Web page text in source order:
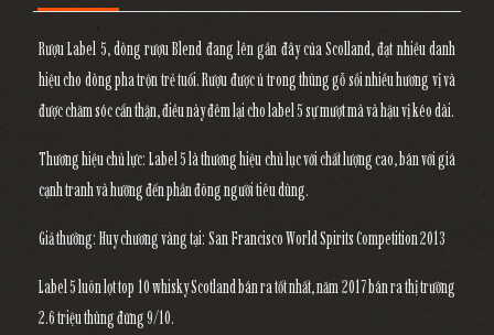
Rượu Label 5, dòng rượu Blend đang lên gần đây của Scolland, đạt nhiều danh
hiệu cho dòng pha trộn trẻ tuổi. Rượu được ủ trong thùng gỗ sồi nhiều hương vị và
được chăm sóc cẩn thận, điều này đêm lại cho label 5 sự mượt mà và hậu vị kéo dài.
Thương hiệu chủ lực: Label 5 là thương hiệu chủ lục với chất lượng cao, bán với giá
cạnh tranh và hướng đến phần đông người tiêu dùng.
Giả thưởng: Huy chương vàng tại: San Francisco World Spirits Competition 2013
Label 5 luôn lọt top 10 whisky Scotland bán ra tốt nhất, năm 2017 bán ra thị trường
2.6 triệu thùng đứng 9/10.